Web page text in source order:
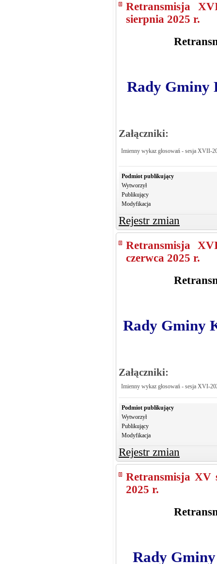
Retransmisja
sierpnia 2025 r.
Rady Gminy
Załączniki:
Imienny wykaz głosowań - sesja XVII-
Podmiot publikujący
Wytworzył
Publikujący
Modyfikacja
Rejestr zmian
Retransmisja
czerwca 2025 r.
Rady Gminy
Załączniki:
Imienny wykaz głosowań - sesja XVI-
Podmiot publikujący
Wytworzył
Publikujący
Modyfikacja
Rejestr zmian
Retransmisja XV
2025 r.
Rady